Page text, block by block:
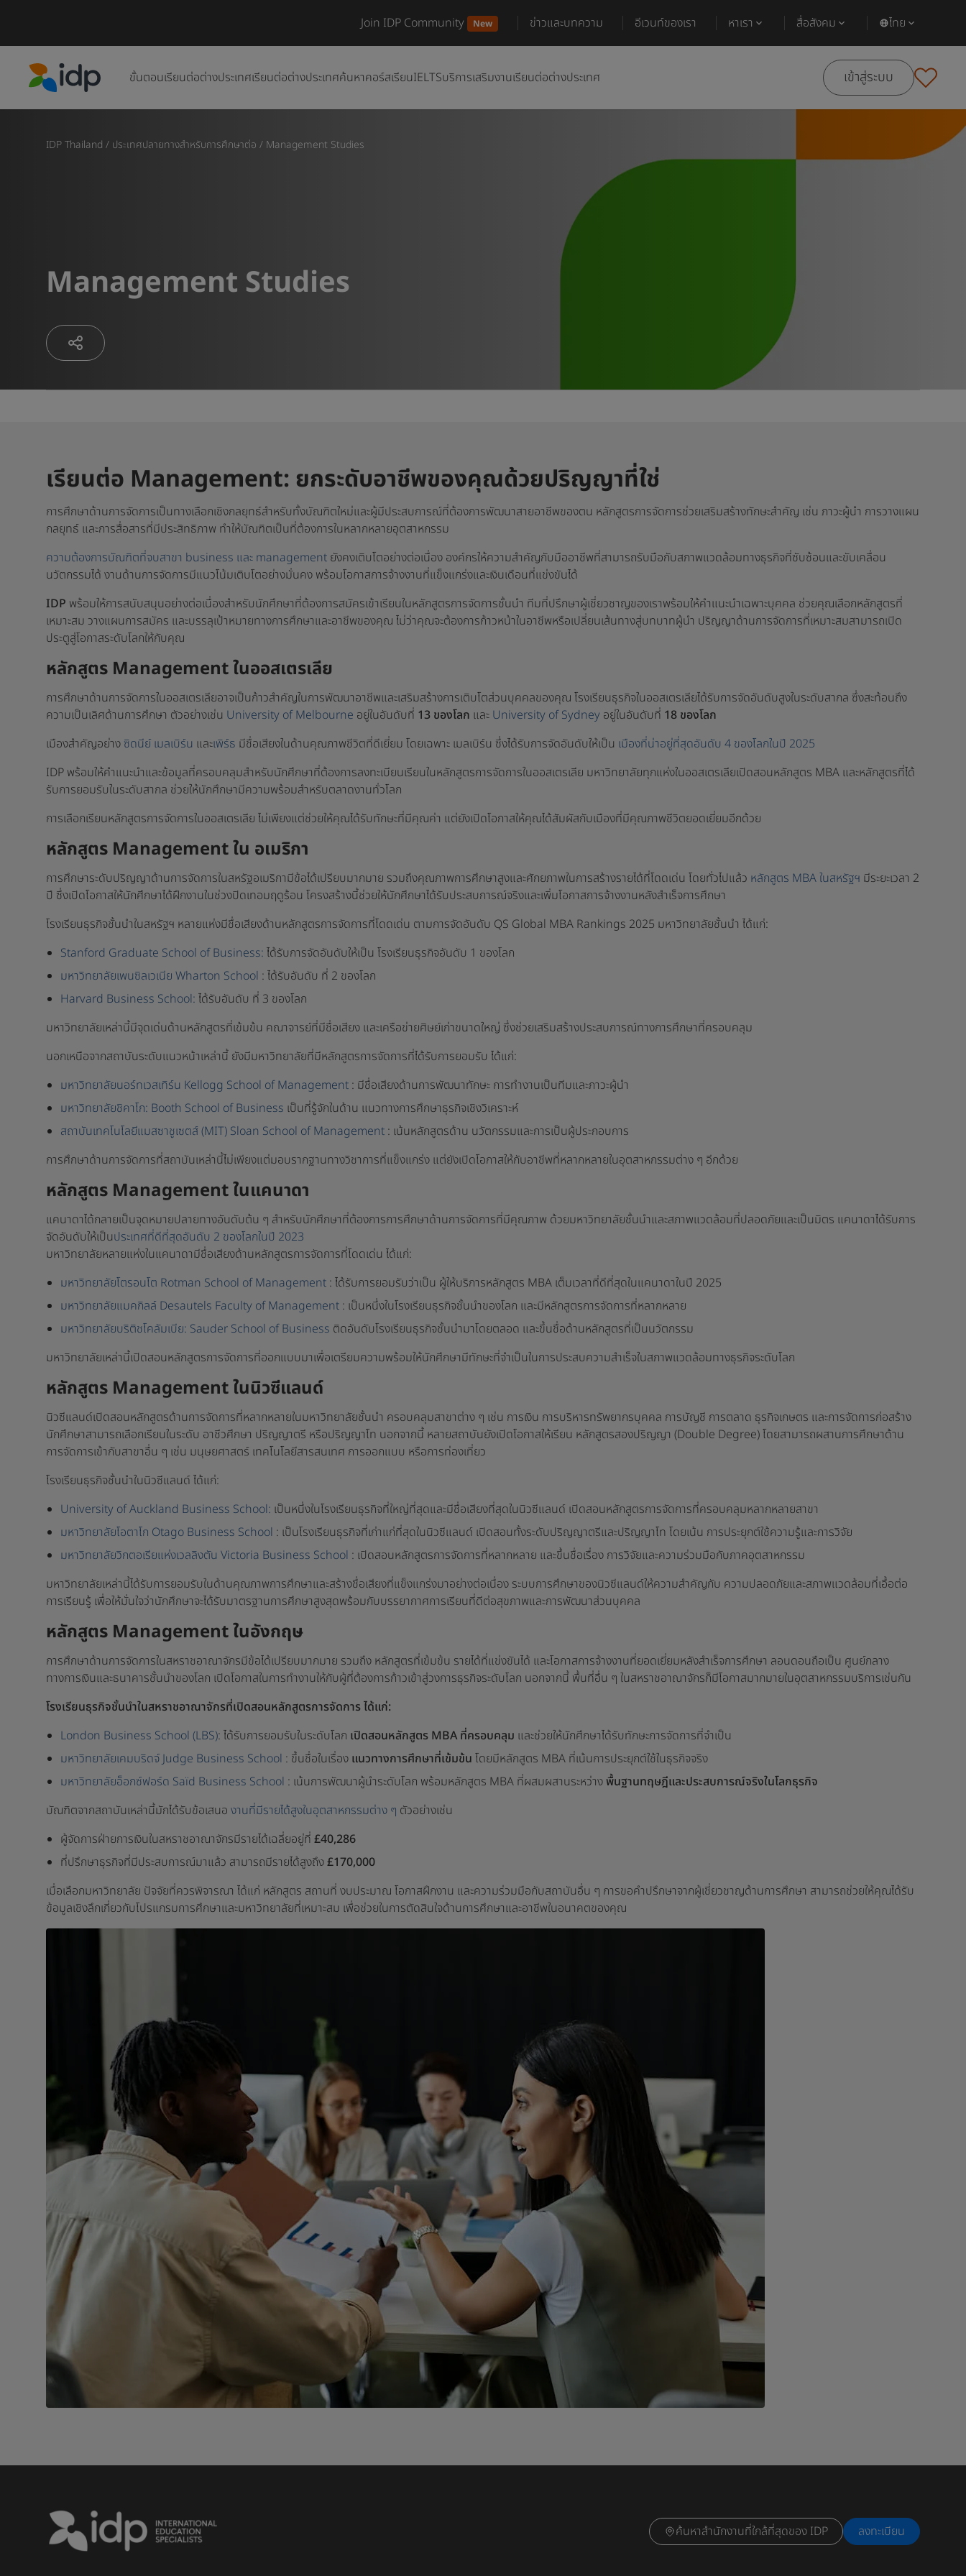
Join IDP Community New ข่าวและบทความ อีเวนท์ของเรา หาเรา สื่อสังคม ไทย
ขั้นตอนเรียนต่อต่างประเทศเรียนต่อต่างประเทศค้นหาคอร์สเรียนIELTSบริการเสริมงานเรียนต่อต่างประเทศ เข้าสู่ระบบ
IDP Thailand / ประเทศปลายทางสำหรับการศึกษาต่อ / Management Studies
Management Studies
เรียนต่อ Management: ยกระดับอาชีพของคุณด้วยปริญญาที่ใช่
การศึกษาด้านการจัดการเป็นทางเลือกเชิงกลยุทธ์สำหรับทั้งบัณฑิตใหม่และผู้มีประสบการณ์ที่ต้องการพัฒนาสายอาชีพของตน หลักสูตรการจัดการช่วยเสริมสร้างทักษะสำคัญ เช่น ภาวะผู้นำ การวางแผน
กลยุทธ์ และการสื่อสารที่มีประสิทธิภาพ ทำให้บัณฑิตเป็นที่ต้องการในหลากหลายอุตสาหกรรม
ความต้องการบัณฑิตที่จบสาขา business และ management ยังคงเติบโตอย่างต่อเนื่อง องค์กรให้ความสำคัญกับมืออาชีพที่สามารถรับมือกับสภาพแวดล้อมทางธุรกิจที่ซับซ้อนและขับเคลื่อน
นวัตกรรมได้ งานด้านการจัดการมีแนวโน้มเติบโตอย่างมั่นคง พร้อมโอกาสการจ้างงานที่แข็งแกร่งและเงินเดือนที่แข่งขันได้
IDP พร้อมให้การสนับสนุนอย่างต่อเนื่องสำหรับนักศึกษาที่ต้องการสมัครเข้าเรียนในหลักสูตรการจัดการชั้นนำ ทีมที่ปรึกษาผู้เชี่ยวชาญของเราพร้อมให้คำแนะนำเฉพาะบุคคล ช่วยคุณเลือกหลักสูตรที่
เหมาะสม วางแผนการสมัคร และบรรลุเป้าหมายทางการศึกษาและอาชีพของคุณ ไม่ว่าคุณจะต้องการก้าวหน้าในอาชีพหรือเปลี่ยนเส้นทางสู่บทบาทผู้นำ ปริญญาด้านการจัดการที่เหมาะสมสามารถเปิด
ประตูสู่โอกาสระดับโลกให้กับคุณ
หลักสูตร Management ในออสเตรเลีย
การศึกษาด้านการจัดการในออสเตรเลียอาจเป็นก้าวสำคัญในการพัฒนาอาชีพและเสริมสร้างการเติบโตส่วนบุคคลของคุณ โรงเรียนธุรกิจในออสเตรเลียได้รับการจัดอันดับสูงในระดับสากล ซึ่งสะท้อนถึง
ความเป็นเลิศด้านการศึกษา ตัวอย่างเช่น University of Melbourne อยู่ในอันดับที่ 13 ของโลก และ University of Sydney อยู่ในอันดับที่ 18 ของโลก
เมืองสำคัญอย่าง ซิดนีย์ เมลเบิร์น และเพิร์ธ มีชื่อเสียงในด้านคุณภาพชีวิตที่ดีเยี่ยม โดยเฉพาะ เมลเบิร์น ซึ่งได้รับการจัดอันดับให้เป็น เมืองที่น่าอยู่ที่สุดอันดับ 4 ของโลกในปี 2025
IDP พร้อมให้คำแนะนำและข้อมูลที่ครอบคลุมสำหรับนักศึกษาที่ต้องการลงทะเบียนเรียนในหลักสูตรการจัดการในออสเตรเลีย มหาวิทยาลัยทุกแห่งในออสเตรเลียเปิดสอนหลักสูตร MBA และหลักสูตรที่ได้
รับการยอมรับในระดับสากล ช่วยให้นักศึกษามีความพร้อมสำหรับตลาดงานทั่วโลก
การเลือกเรียนหลักสูตรการจัดการในออสเตรเลีย ไม่เพียงแต่ช่วยให้คุณได้รับทักษะที่มีคุณค่า แต่ยังเปิดโอกาสให้คุณได้สัมผัสกับเมืองที่มีคุณภาพชีวิตยอดเยี่ยมอีกด้วย
หลักสูตร Management ใน อเมริกา
การศึกษาระดับปริญญาด้านการจัดการในสหรัฐอเมริกามีข้อได้เปรียบมากมาย รวมถึงคุณภาพการศึกษาสูงและศักยภาพในการสร้างรายได้ที่โดดเด่น โดยทั่วไปแล้ว หลักสูตร MBA ในสหรัฐฯ มีระยะเวลา 2
ปี ซึ่งเปิดโอกาสให้นักศึกษาได้ฝึกงานในช่วงปิดเทอมฤดูร้อน โครงสร้างนี้ช่วยให้นักศึกษาได้รับประสบการณ์จริงและเพิ่มโอกาสการจ้างงานหลังสำเร็จการศึกษา
โรงเรียนธุรกิจชั้นนำในสหรัฐฯ หลายแห่งมีชื่อเสียงด้านหลักสูตรการจัดการที่โดดเด่น ตามการจัดอันดับ QS Global MBA Rankings 2025 มหาวิทยาลัยชั้นนำ ได้แก่:
Stanford Graduate School of Business: ได้รับการจัดอันดับให้เป็น โรงเรียนธุรกิจอันดับ 1 ของโลก
มหาวิทยาลัยเพนซิลเวเนีย Wharton School : ได้รับอันดับ ที่ 2 ของโลก
Harvard Business School: ได้รับอันดับ ที่ 3 ของโลก
มหาวิทยาลัยเหล่านี้มีจุดเด่นด้านหลักสูตรที่เข้มข้น คณาจารย์ที่มีชื่อเสียง และเครือข่ายศิษย์เก่าขนาดใหญ่ ซึ่งช่วยเสริมสร้างประสบการณ์ทางการศึกษาที่ครอบคลุม
นอกเหนือจากสถาบันระดับแนวหน้าเหล่านี้ ยังมีมหาวิทยาลัยที่มีหลักสูตรการจัดการที่ได้รับการยอมรับ ได้แก่:
มหาวิทยาลัยนอร์ทเวสเทิร์น Kellogg School of Management : มีชื่อเสียงด้านการพัฒนาทักษะ การทำงานเป็นทีมและภาวะผู้นำ
มหาวิทยาลัยชิคาโก: Booth School of Business เป็นที่รู้จักในด้าน แนวทางการศึกษาธุรกิจเชิงวิเคราะห์
สถาบันเทคโนโลยีแมสซาชูเซตส์ (MIT) Sloan School of Management : เน้นหลักสูตรด้าน นวัตกรรมและการเป็นผู้ประกอบการ
การศึกษาด้านการจัดการที่สถาบันเหล่านี้ไม่เพียงแต่มอบรากฐานทางวิชาการที่แข็งแกร่ง แต่ยังเปิดโอกาสให้กับอาชีพที่หลากหลายในอุตสาหกรรมต่าง ๆ อีกด้วย
หลักสูตร Management ในแคนาดา
แคนาดาได้กลายเป็นจุดหมายปลายทางอันดับต้น ๆ สำหรับนักศึกษาที่ต้องการการศึกษาด้านการจัดการที่มีคุณภาพ ด้วยมหาวิทยาลัยชั้นนำและสภาพแวดล้อมที่ปลอดภัยและเป็นมิตร แคนาดาได้รับการ
จัดอันดับให้เป็นประเทศที่ดีที่สุดอันดับ 2 ของโลกในปี 2023
มหาวิทยาลัยหลายแห่งในแคนาดามีชื่อเสียงด้านหลักสูตรการจัดการที่โดดเด่น ได้แก่:
มหาวิทยาลัยโตรอนโต Rotman School of Management : ได้รับการยอมรับว่าเป็น ผู้ให้บริการหลักสูตร MBA เต็มเวลาที่ดีที่สุดในแคนาดาในปี 2025
มหาวิทยาลัยแมคกิลล์ Desautels Faculty of Management : เป็นหนึ่งในโรงเรียนธุรกิจชั้นนำของโลก และมีหลักสูตรการจัดการที่หลากหลาย
มหาวิทยาลัยบริติชโคลัมเบีย: Sauder School of Business ติดอันดับโรงเรียนธุรกิจชั้นนำมาโดยตลอด และขึ้นชื่อด้านหลักสูตรที่เป็นนวัตกรรม
มหาวิทยาลัยเหล่านี้เปิดสอนหลักสูตรการจัดการที่ออกแบบมาเพื่อเตรียมความพร้อมให้นักศึกษามีทักษะที่จำเป็นในการประสบความสำเร็จในสภาพแวดล้อมทางธุรกิจระดับโลก
หลักสูตร Management ในนิวซีแลนด์
นิวซีแลนด์เปิดสอนหลักสูตรด้านการจัดการที่หลากหลายในมหาวิทยาลัยชั้นนำ ครอบคลุมสาขาต่าง ๆ เช่น การเงิน การบริหารทรัพยากรบุคคล การบัญชี การตลาด ธุรกิจเกษตร และการจัดการก่อสร้าง
นักศึกษาสามารถเลือกเรียนในระดับ อาชีวศึกษา ปริญญาตรี หรือปริญญาโท นอกจากนี้ หลายสถาบันยังเปิดโอกาสให้เรียน หลักสูตรสองปริญญา (Double Degree) โดยสามารถผสานการศึกษาด้าน
การจัดการเข้ากับสาขาอื่น ๆ เช่น มนุษยศาสตร์ เทคโนโลยีสารสนเทศ การออกแบบ หรือการท่องเที่ยว
โรงเรียนธุรกิจชั้นนำในนิวซีแลนด์ ได้แก่:
University of Auckland Business School: เป็นหนึ่งในโรงเรียนธุรกิจที่ใหญ่ที่สุดและมีชื่อเสียงที่สุดในนิวซีแลนด์ เปิดสอนหลักสูตรการจัดการที่ครอบคลุมหลากหลายสาขา
มหาวิทยาลัยโอตาโก Otago Business School : เป็นโรงเรียนธุรกิจที่เก่าแก่ที่สุดในนิวซีแลนด์ เปิดสอนทั้งระดับปริญญาตรีและปริญญาโท โดยเน้น การประยุกต์ใช้ความรู้และการวิจัย
มหาวิทยาลัยวิกตอเรียแห่งเวลลิงตัน Victoria Business School : เปิดสอนหลักสูตรการจัดการที่หลากหลาย และขึ้นชื่อเรื่อง การวิจัยและความร่วมมือกับภาคอุตสาหกรรม
มหาวิทยาลัยเหล่านี้ได้รับการยอมรับในด้านคุณภาพการศึกษาและสร้างชื่อเสียงที่แข็งแกร่งมาอย่างต่อเนื่อง ระบบการศึกษาของนิวซีแลนด์ให้ความสำคัญกับ ความปลอดภัยและสภาพแวดล้อมที่เอื้อต่อ
การเรียนรู้ เพื่อให้มั่นใจว่านักศึกษาจะได้รับมาตรฐานการศึกษาสูงสุดพร้อมกับบรรยากาศการเรียนที่ดีต่อสุขภาพและการพัฒนาส่วนบุคคล
หลักสูตร Management ในอังกฤษ
การศึกษาด้านการจัดการในสหราชอาณาจักรมีข้อได้เปรียบมากมาย รวมถึง หลักสูตรที่เข้มข้น รายได้ที่แข่งขันได้ และโอกาสการจ้างงานที่ยอดเยี่ยมหลังสำเร็จการศึกษา ลอนดอนถือเป็น ศูนย์กลาง
ทางการเงินและธนาคารชั้นนำของโลก เปิดโอกาสในการทำงานให้กับผู้ที่ต้องการก้าวเข้าสู่วงการธุรกิจระดับโลก นอกจากนี้ พื้นที่อื่น ๆ ในสหราชอาณาจักรก็มีโอกาสมากมายในอุตสาหกรรมบริการเช่นกัน
โรงเรียนธุรกิจชั้นนำในสหราชอาณาจักรที่เปิดสอนหลักสูตรการจัดการ ได้แก่:
London Business School (LBS): ได้รับการยอมรับในระดับโลก เปิดสอนหลักสูตร MBA ที่ครอบคลุม และช่วยให้นักศึกษาได้รับทักษะการจัดการที่จำเป็น
มหาวิทยาลัยเคมบริดจ์ Judge Business School : ขึ้นชื่อในเรื่อง แนวทางการศึกษาที่เข้มข้น โดยมีหลักสูตร MBA ที่เน้นการประยุกต์ใช้ในธุรกิจจริง
มหาวิทยาลัยอ็อกซ์ฟอร์ด Saïd Business School : เน้นการพัฒนาผู้นำระดับโลก พร้อมหลักสูตร MBA ที่ผสมผสานระหว่างพื้นฐานทฤษฎีและประสบการณ์จริงในโลกธุรกิจ
บัณฑิตจากสถาบันเหล่านี้มักได้รับข้อเสนอ งานที่มีรายได้สูงในอุตสาหกรรมต่าง ๆ ตัวอย่างเช่น
ผู้จัดการฝ่ายการเงินในสหราชอาณาจักรมีรายได้เฉลี่ยอยู่ที่ £40,286
ที่ปรึกษาธุรกิจที่มีประสบการณ์มาแล้ว สามารถมีรายได้สูงถึง£170,000
เมื่อเลือกมหาวิทยาลัย ปัจจัยที่ควรพิจารณา ได้แก่ หลักสูตร สถานที่ งบประมาณ โอกาสฝึกงาน และความร่วมมือกับสถาบันอื่น ๆ การขอคำปรึกษาจากผู้เชี่ยวชาญด้านการศึกษา สามารถช่วยให้คุณได้รับ
ข้อมูลเชิงลึกเกี่ยวกับโปรแกรมการศึกษาและมหาวิทยาลัยที่เหมาะสม เพื่อช่วยในการตัดสินใจด้านการศึกษาและอาชีพในอนาคตของคุณ
ค้นหาสำนักงานที่ใกล้ที่สุดของ IDP ลงทะเบียน